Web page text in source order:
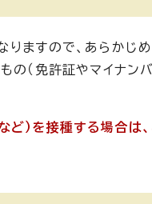
ますので、あらかじ
（免許証やマイナンバ
ど）を接種する場合は